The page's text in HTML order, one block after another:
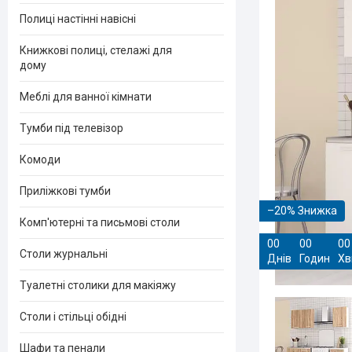
–20%
00
Днів
00
Годин
00
Полиці настінні навісні
Книжкові полиці, стелажі для
дому
Меблі для ванної кімнати
Тумби під телевізор
Комоди
Приліжкові тумби
Комп'ютерні та письмові столи
Столи журнальні
Туалетні столики для макіяжу
Столи і стільці обідні
Шафи та пенали